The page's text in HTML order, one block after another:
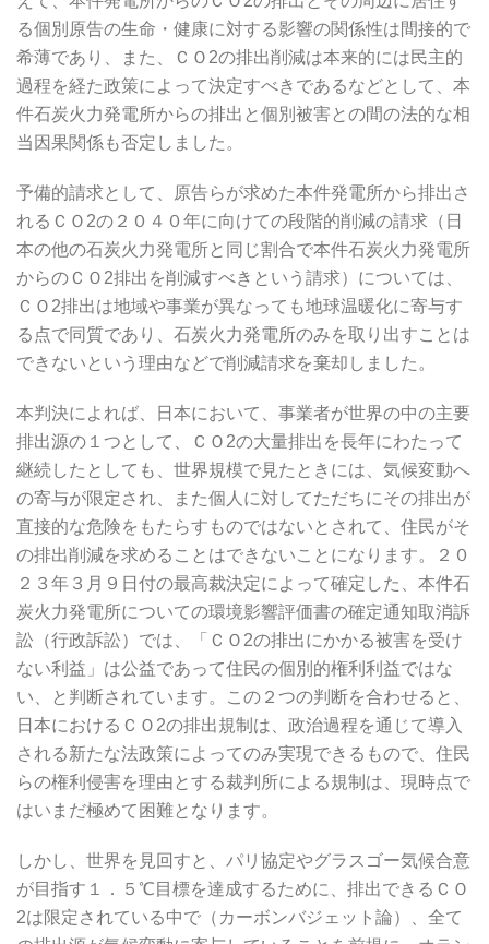
る個別原告の生命・健康に対する影響の関係性は間接的で
希薄であり、また、ＣＯ2の排出削減は本来的には民主的
過程を経た政策によって決定すべきであるなどとして、本
件石炭火力発電所からの排出と個別被害との間の法的な相
当因果関係も否定しました。
予備的請求として、原告らが求めた本件発電所から排出さ
れるＣＯ2の２０４０年に向けての段階的削減の請求（日
本の他の石炭火力発電所と同じ割合で本件石炭火力発電所
からのＣＯ2排出を削減すべきという請求）については、
ＣＯ2排出は地域や事業が異なっても地球温暖化に寄与す
る点で同質であり、石炭火力発電所のみを取り出すことは
できないという理由などで削減請求を棄却しました。
本判決によれば、日本において、事業者が世界の中の主要
排出源の１つとして、ＣＯ2の大量排出を長年にわたって
継続したとしても、世界規模で見たときには、気候変動へ
の寄与が限定され、また個人に対してただちにその排出が
直接的な危険をもたらすものではないとされて、住民がそ
の排出削減を求めることはできないことになります。２０
２３年３月９日付の最高裁決定によって確定した、本件石
炭火力発電所についての環境影響評価書の確定通知取消訴
訟（行政訴訟）では、「ＣＯ2の排出にかかる被害を受け
ない利益」は公益であって住民の個別的権利利益ではな
い、と判断されています。この２つの判断を合わせると、
日本におけるＣＯ2の排出規制は、政治過程を通じて導入
される新たな法政策によってのみ実現できるもので、住民
らの権利侵害を理由とする裁判所による規制は、現時点で
はいまだ極めて困難となります。
しかし、世界を見回すと、パリ協定やグラスゴー気候合意
が目指す１．５℃目標を達成するために、排出できるＣＯ
2は限定されている中で（カーボンバジェット論）、全て